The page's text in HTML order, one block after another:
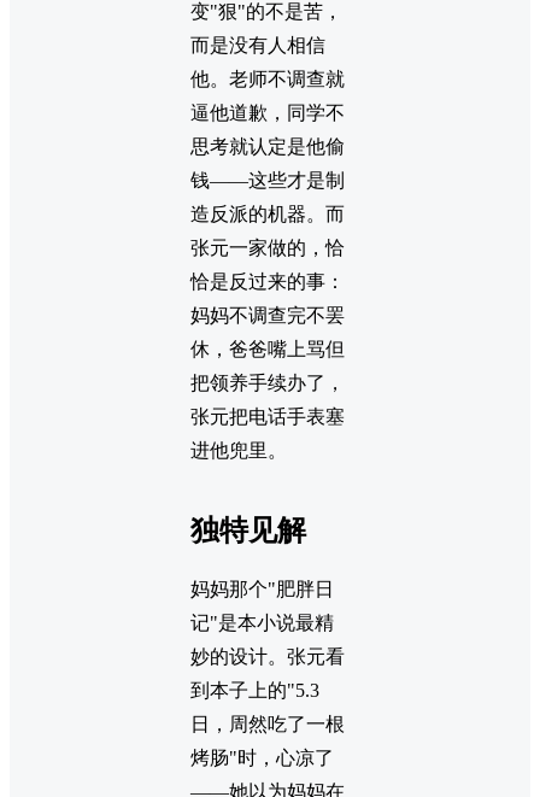
变"狠"的不是苦，
而是没有人相信
他。老师不调查就
逼他道歉，同学不
思考就认定是他偷
钱——这些才是制
造反派的机器。而
张元一家做的，恰
恰是反过来的事：
妈妈不调查完不罢
休，爸爸嘴上骂但
把领养手续办了，
张元把电话手表塞
进他兜里。
独特见解
妈妈那个"肥胖日
记"是本小说最精
妙的设计。张元看
到本子上的"5.3
日，周然吃了一根
烤肠"时，心凉了
——她以为妈妈在